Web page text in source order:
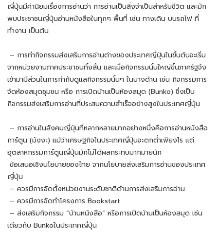
ญี่ปุ่นมีค่านิยมเรื่องการอ่านว่า การอ่านเป็นสิ่งจำเป็นสำหรับชีวิต และมัก
พบประชาชนญี่ปุ่นอ่านหนังสือในทุกๆ พื้นที่ เช่น ทางเดิน บนรถไฟ ที่
ทำงาน เป็นต้น
– การทำกิจกรรมส่งเสริมการอ่านต่างของประเทศญี่ปุ่นในขั้นต้นจะเริ่ม
จากหน่วยงานภาคประชาชนทั้งสิ้น และเมื่อกิจกรรมนั้นใหญ่ขึ้นภาครัฐจึง
เข้ามามีส่วนในการกำกับดูแลกิจกรรมนั้นๆ ในบางด้าน เช่น กิจกรรมการ
จัดห้องสมุดชุมชน หรือ การเปิดบ้านเป็นห้องสมุด (Bunko) ซึ่งเป็น
กิจกรรมส่งเสริมการอ่านที่ประสบความสำเร็จอย่างสูงในประเทศญี่ปุ่น
– การอ่านในสังคมญี่ปุ่นที่หลากหลายมากอย่างหนึ่งคือการอ่านหนังสือ
การ์ตูน (มังงะ) แม้ว่าเศรษฐกิจในประเทศญี่ปุ่นจะตกต่ำเพียงไร แต่
อุตสาหกรรมการ์ตูนญี่ปุ่นมักไม่ได้ผลกระทบมากมายนัก
ข้อเสนอเชิงนโยบายของไทย จากนโยบายส่งเสริมการอ่านของประเทศ
ญี่ปุ่น
– ควรมีการจัดตั้งหน่วยงานระดับชาติด้านการส่งเสริมการอ่าน
– ควรมีการจัดทำโครงการ Bookstart
– ส่งเสริมกิจกรรม “บ้านหนังสือ” หรือการเปิดบ้านเป็นห้องสมุด เช่น
เดียวกับ Bunkoในประเทศญี่ปุ่น